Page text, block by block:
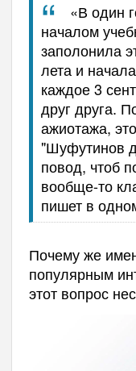
«В один
началом
заполонила
лета и
каждое 3
друг друга.
ажиотажа,
"Шуфутинов
повод, чтоб
вообще-то
пишет в
Почему же
популярным
этот вопрос